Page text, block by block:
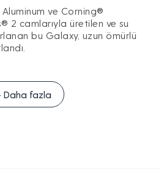
ve Corning®
2 camlarıyla üretilen ve su
bu Galaxy, uzun ömürlü
Daha fazla